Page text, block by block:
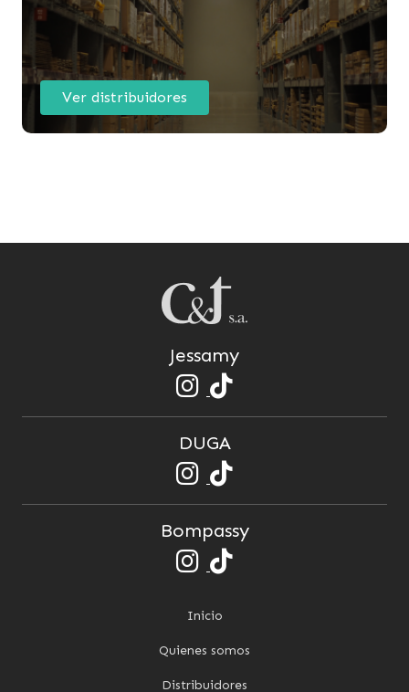
Ver distribuidores
Jessamy
DUGA
Bompassy
Quienes somos